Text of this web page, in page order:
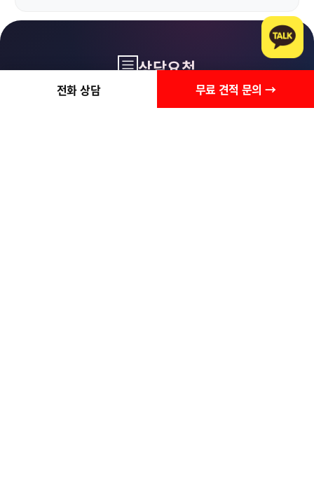
상담요청
전화 상담 무료 견적 문의 →